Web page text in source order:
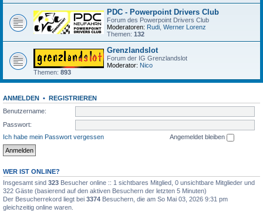
PDC - Powerpoint Drivers Club
Forum des Powerpoint Drivers Club
Moderatoren: Rudi Werner Lorenz
Themen: 132
Grenzlandslot
Forum der IG Grenzlandslot
Moderator: Nico
Themen: 893
ANMELDEN • REGISTRIEREN
Benutzername:
Passwort:
Ich habe mein Passwort vergessen
Angemeldet bleiben
WER IST ONLINE?
Insgesamt sind 323 Besucher online :: 1 sichtbares Mitglied, 0 unsichtbare Mitglieder und
322 Gäste (basierend auf den aktiven Besuchern der letzten 5 Minuten)
Der Besucherrekord liegt bei 3374 Besuchern, die am So Mai 03, 2026 9:31 pm
gleichzeitig online waren.